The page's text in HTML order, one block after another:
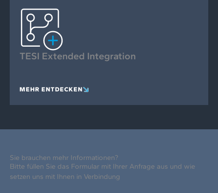
TESI Extended Integration
MEHR ENTDECKEN
Sie brauchen mehr Informationen?
Bitte füllen Sie das Formular mit Ihrer Anfrage aus und wie
setzen uns mit Ihnen in Verbindung